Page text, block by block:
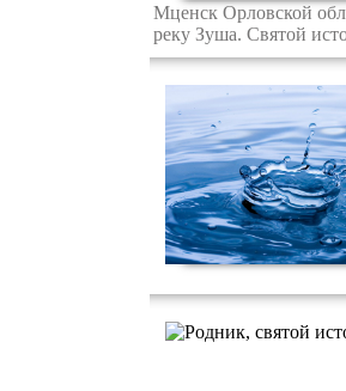
Мценск Орловской
реку Зуша. Святой